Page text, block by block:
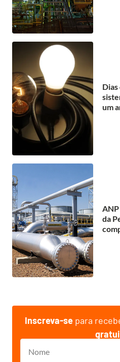
um
da
Inscreva-se para